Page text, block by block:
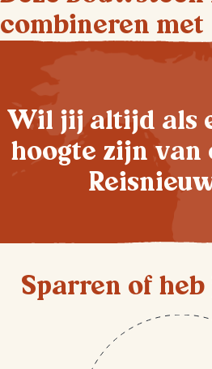
combineren met
Wil jij altijd als
hoogte zijn van
Sparren of